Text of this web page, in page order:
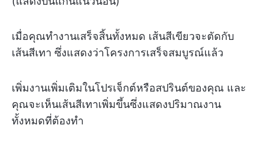
เมื่อคุณทำงานเสร็จสิ้นทั้งหมด เส้นสีเขียวจะตัดกับ
เส้นสีเทา ซึ่งแสดงว่าโครงการเสร็จสมบูรณ์แล้ว
เพิ่มงานเพิ่มเติมในโปรเจ็กต์หรือสปรินต์ของคุณ และ
คุณจะเห็นเส้นสีเทาเพิ่มขึ้นซึ่งแสดงปริมาณงาน
ทั้งหมดที่ต้องทำ